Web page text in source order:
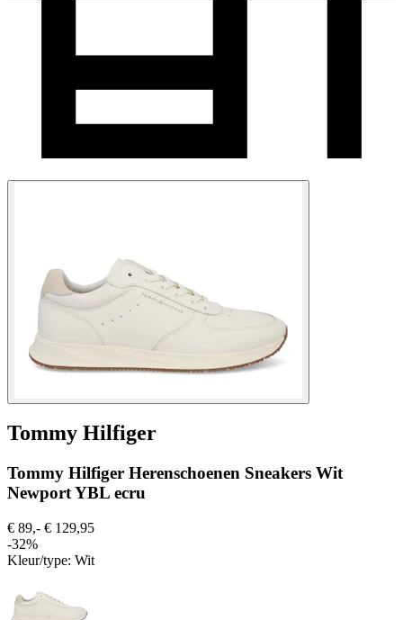
Tommy Hilfiger
Tommy Hilfiger Herenschoenen Sneakers Wit
Newport YBL ecru
€ 89,- € 129,95
-32%
Kleur/type: Wit